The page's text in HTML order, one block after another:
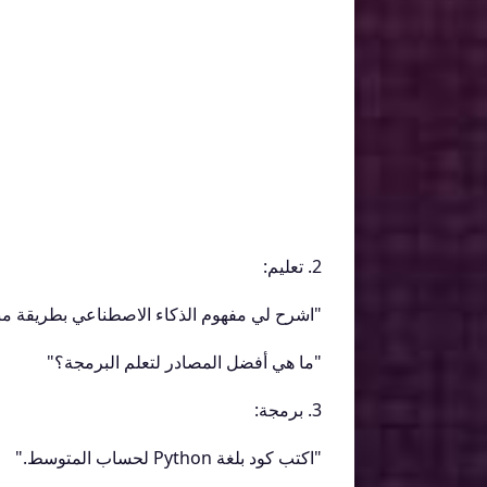
2. تعليم:
"اشرح لي مفهوم الذكاء الاصطناعي بطريقة
"ما هي أفضل المصادر لتعلم البرمجة؟"
3. برمجة:
"اكتب كود بلغة Python لحساب المتوسط."